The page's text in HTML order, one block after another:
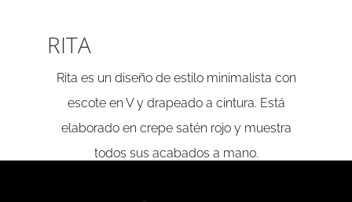
RITA
Rita es un diseño de estilo minimalista con
escote en V y drapeado a cintura. Está
elaborado en crepe satén rojo y muestra
todos sus acabados a mano.